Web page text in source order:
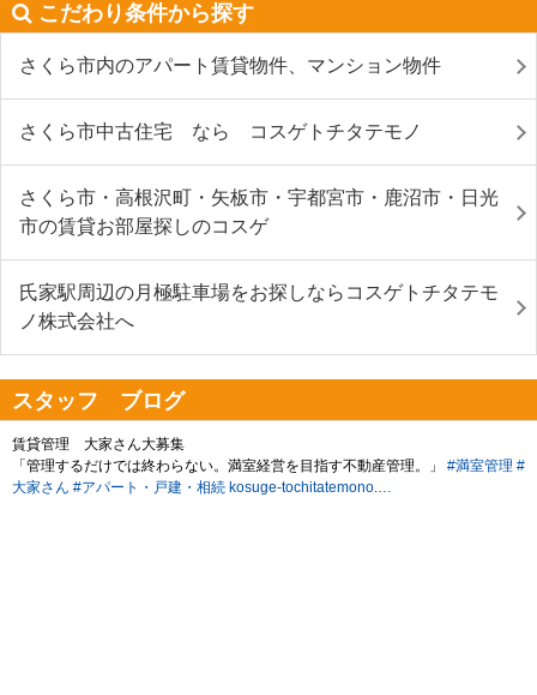
こだわり条件から探す
さくら市内のアパート賃貸物件、マンション物件
さくら市中古住宅 なら コスゲトチタテモノ
さくら市・高根沢町・矢板市・宇都宮市・鹿沼市・日光
市の賃貸お部屋探しのコスゲ
氏家駅周辺の月極駐車場をお探しならコスゲトチタテモ
ノ株式会社へ
スタッフ ブログ